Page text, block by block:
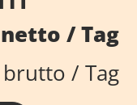
/ Tag
/ Tag